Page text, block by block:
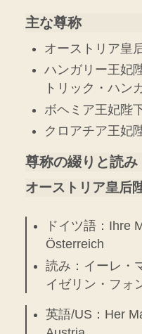
主な尊称
オーストリア皇
ハンガリー王妃
トリック・ハン
ボヘミア王妃陛
クロアチア王妃
尊称の綴りと読み
オーストリア皇后
ドイツ語：Ihre
Österreich
読み：イーレ・
イゼリン・フォ
英語/US：Her